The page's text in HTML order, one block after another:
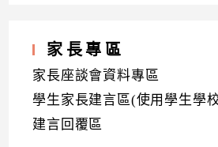
家長專區
家長座談會資料專區
學生家長建言區(使用學生學
建言回覆區